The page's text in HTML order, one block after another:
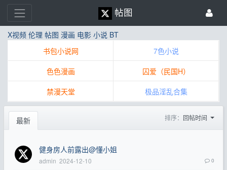
帖图
X视频 伦理 帖图 漫画 电影 小说 BT
书包小说网
7色小说
色色漫画
囚爱（民国H）
禁漫天堂
极品淫乱合集
最新 排序： 回帖时间
健身房人前露出@懂小姐
admin 2024-12-10 0